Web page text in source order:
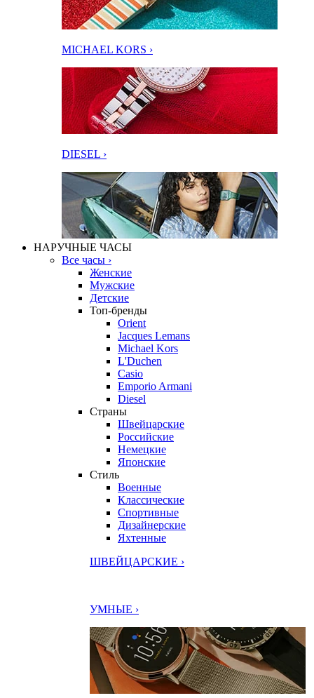
MICHAEL KORS ›
DIESEL ›
НАРУЧНЫЕ ЧАСЫ
Все часы ›
Женские
Мужские
Детские
Топ-бренды
Orient
Jacques Lemans
Michael Kors
L'Duchen
Casio
Emporio Armani
Diesel
Страны
Швейцарские
Российские
Немецкие
Японские
Стиль
Военные
Классические
Спортивные
Дизайнерские
Яхтенные
ШВЕЙЦАРСКИЕ ›
УМНЫЕ ›